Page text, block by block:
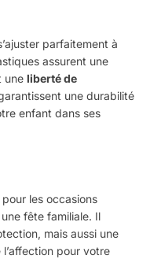
parfaitement à
assurent une
une liberté de
une durabilité
enfant dans ses
les occasions
fête familiale. Il
mais aussi une
pour votre